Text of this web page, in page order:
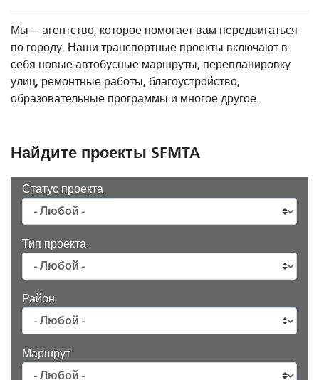
Мы — агентство, которое помогает вам передвигаться
по городу. Наши транспортные проекты включают в
себя новые автобусные маршруты, перепланировку
улиц, ремонтные работы, благоустройство,
образовательные программы и многое другое.
Найдите проекты SFMTA
Статус проекта
Тип проекта
Район
Маршрут